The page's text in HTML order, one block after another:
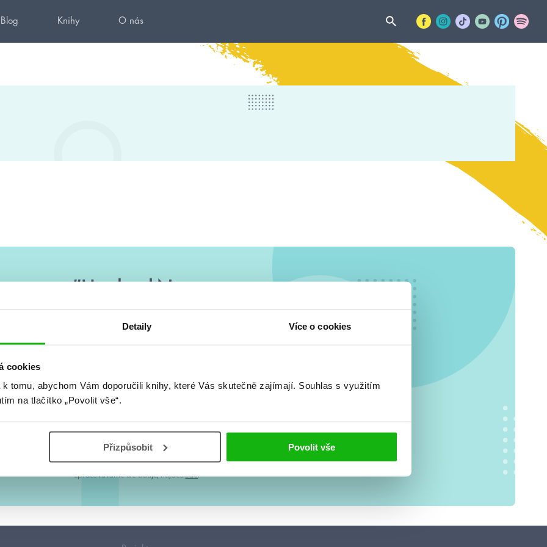
Detaily Více o cookies
cookies
tomu, abychom Vám doporučili knihy, které Vás skutečně zajímají. Souhlas s využitím
na tlačítko „Povolit vše“.
Přizpůsobit Povolit vše
Blog Knihy O nás
#HumbookNews
kvízy, soutěže, autoři, filmové a seriálové adaptace a další.
Souhlasím spodmínkami zpracování osobních údajů
adresa je u nás v bezpečí. Přečti si
nakládáme v mezích obecně závazných právních předpisů. Více informací o tom, jak
zpracováváme tvé údaje, najdešzde.